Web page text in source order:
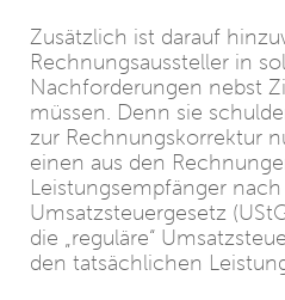
Zusätzlich ist darauf
Rechnungsaussteller in
Nachforderungen nebst
müssen. Denn sie
zur Rechnungskorrektur
einen aus den
Leistungsempfänger nach
Umsatzsteuergesetz
die „reguläre“
den tatsächlichen